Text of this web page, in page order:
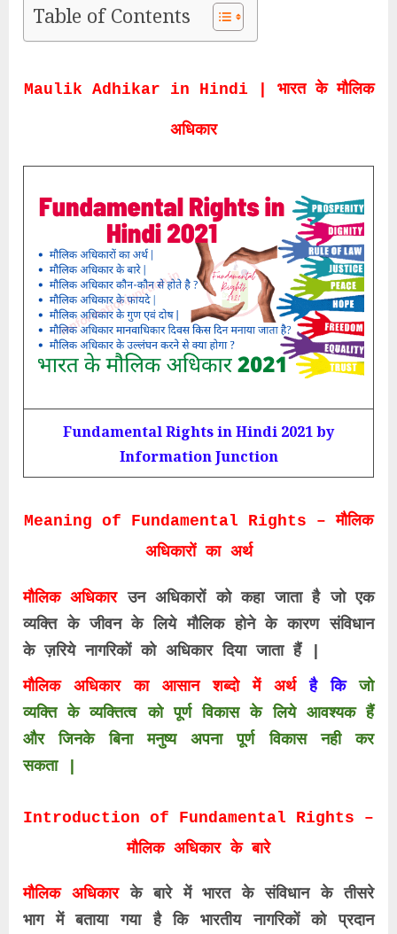
Table of Contents
Maulik Adhikar in Hindi | भारत के मौलिक
अधिकार
Fundamental Rights in Hindi 2021 by
Information Junction
Meaning of Fundamental Rights – मौलिक
अधिकारों का अर्थ
मौलिक अधिकारउन अधिकारों को कहा जाता है जो एक
व्यक्ति के जीवन के लिये मौलिक होने के कारण संविधान
के ज़रिये नागरिकों को अधिकार दिया जाता हैं |
मौलिक अधिकार का आसान शब्दो में अर्थ
है कि
जो
व्यक्ति के व्यक्तित्व को पूर्ण विकास के लिये आवश्यक हैं
और जिनके बिना मनुष्य अपना पूर्ण विकास नही कर
सकता |
Introduction of Fundamental Rights –
मौलिक अधिकार के बारे
मौलिक अधिकारके बारे में भारत के संविधान के तीसरे
भाग में बताया गया है कि भारतीय नागरिकों को प्रदान